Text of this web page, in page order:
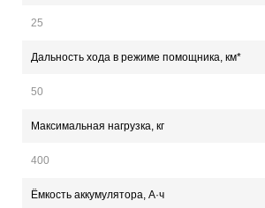
25
Дальность хода в режиме помощника, км*
50
Максимальная нагрузка, кг
400
Ёмкость аккумулятора, А·ч